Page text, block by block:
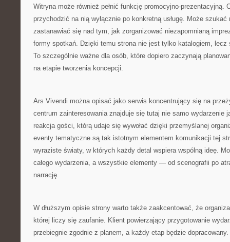
Witryna może również pełnić funkcję promocyjno-prezentacyjną.
przychodzić na nią wyłącznie po konkretną usługę. Może
zastanawiać się nad tym, jak zorganizować niezapomnianą
formy spotkań. Dzięki temu strona nie jest tylko katalogiem, lecz
To szczególnie ważne dla osób, które dopiero zaczynają
na etapie tworzenia koncepcji.
Ars Vivendi można opisać jako serwis koncentrujący się na
centrum zainteresowania znajduje się tutaj nie samo wydarzenie
reakcja gości, którą udaje się wywołać dzięki przemyślanej
eventy tematyczne są tak istotnym elementem komunikacji tej
wyraziste światy, w których każdy detal wspiera wspólną ideę.
całego wydarzenia, a wszystkie elementy — od scenografii po
narrację.
W dłuższym opisie strony warto także zaakcentować, że
której liczy się zaufanie. Klient powierzający przygotowanie
przebiegnie zgodnie z planem, a każdy etap będzie